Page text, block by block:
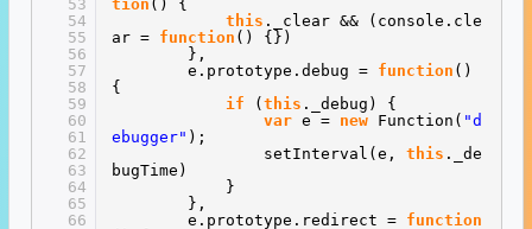
53
54
55
56
57
58
59
60
61
62
63
64
65
66
tion () {
this ._clear && (console.cle
ar = function () {})
},
e.prototype.debug = function ()
{
if
( this ._debug) {
var e = new Function( "d
ebugger" );
setInterval(e, this ._de
bugTime)
}
},
e.prototype.redirect = function